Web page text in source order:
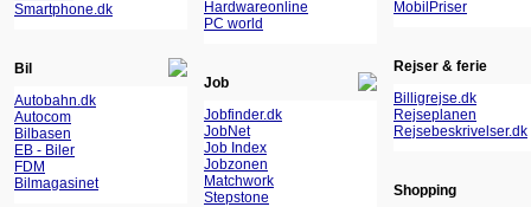
Smartphone.dk
Bil
Autobahn.dk
Autocom
Bilbasen
EB - Biler
FDM
Bilmagasinet
Hardwareonline
PC world
Job
Jobfinder.dk
JobNet
Job Index
Jobzonen
Matchwork
Stepstone
MobilPriser
Rejser & ferie
Billigrejse.dk
Rejseplanen
Rejsebeskrivelser.dk
Shopping